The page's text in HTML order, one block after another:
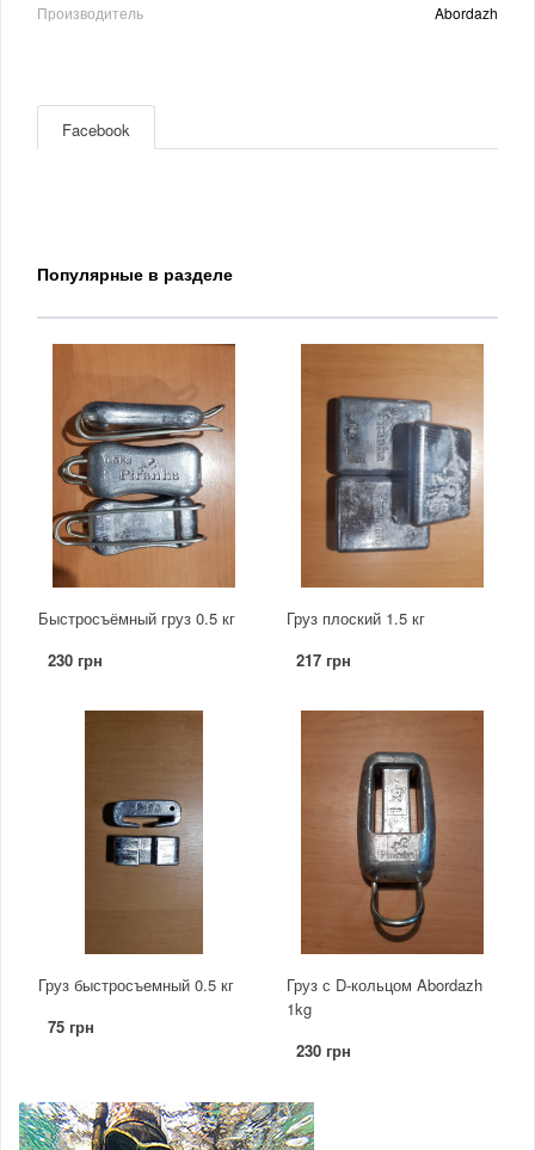
Производитель
Abordazh
Facebook
Популярные в разделе
Быстросъёмный груз 0.5 кг
230 грн
Груз плоский 1.5 кг
217 грн
Груз быстросъемный 0.5 кг
75 грн
Груз с D-кольцом Abordazh
1kg
230 грн